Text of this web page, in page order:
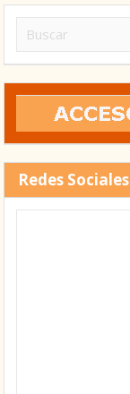
Redes Sociales